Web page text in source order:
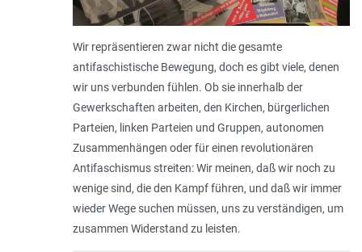
Wir repräsentieren zwar nicht die gesamte
antifaschistische Bewegung, doch es gibt viele, denen
wir uns verbunden fühlen. Ob sie innerhalb der
Gewerkschaften arbeiten, den Kirchen, bürgerlichen
Parteien, linken Parteien und Gruppen, autonomen
Zusammenhängen oder für einen revolutionären
Antifaschismus streiten: Wir meinen, daß wir noch zu
wenige sind, die den Kampf führen, und daß wir immer
wieder Wege suchen müssen, uns zu verständigen, um
zusammen Widerstand zu leisten.